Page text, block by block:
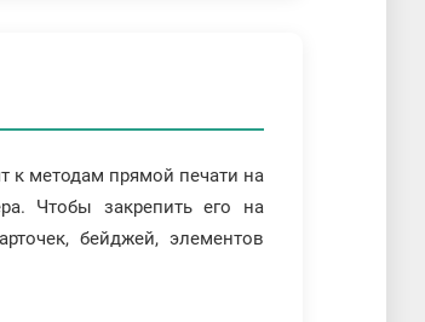
к методам прямой печати на
Чтобы закрепить его на
бейджей, элементов